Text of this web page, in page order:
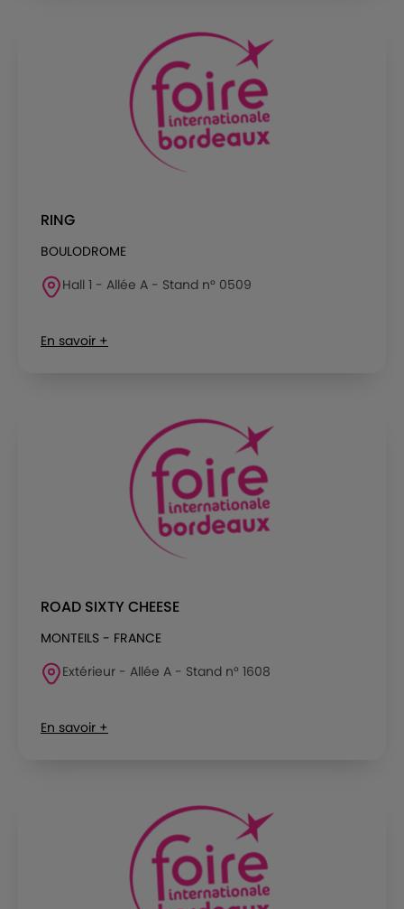
RING
BOULODROME
Hall 1 - Allée A - Stand n° 0509
En savoir +
ROAD SIXTY CHEESE
MONTEILS - FRANCE
Extérieur - Allée A - Stand n° 1608
En savoir +